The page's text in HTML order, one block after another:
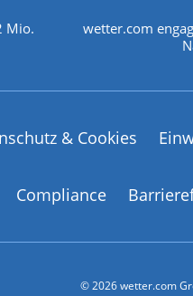
Mio.
wetter.com
& Cookies
Compliance
© 2026 wetter.com